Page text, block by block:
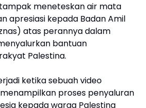
meneteskan air mata
apresiasi kepada Badan Amil
atas perannya dalam
bantuan
Palestina.
ketika sebuah video
proses penyaluran
kepada warga Palestina